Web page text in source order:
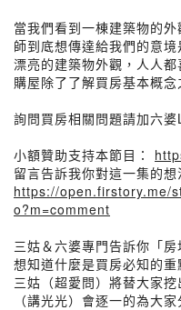
當我們看到一棟建築物的
師到底想傳達給我們的意境
漂亮的建築物外觀，人人
購屋除了了解買房基本概
詢問買房相關問題請加六
小額贊助支持本節目：
留言告訴我你對這一集的想
https://open.firstory.me/
o?m=comment
三姑＆六婆專門告訴你「
想知道什麼是買房必知的重
三姑（超愛問）將替大家
（講光光）會逐一的為大